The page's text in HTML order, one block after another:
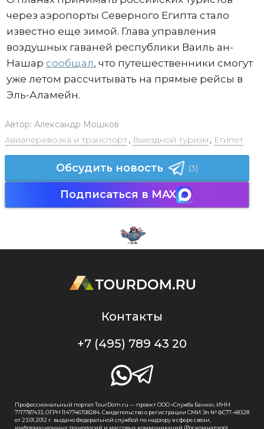
через аэропорты Северного Египта стало
известно еще зимой. Глава управления
воздушных гаваней республики Ваиль ан-
Нашар сообщал, что путешественники смогут
уже летом рассчитывать на прямые рейсы в
Эль-Аламейн.
Автор: Александр Мошков
Авиаперевозка и транспорт, Выездной туризм , Египет
Обсудить новость (3)
Подписаться в MAX
Контакты
+7 (495) 789 43 20
Профессиональный портал TourDom.ru — проект ООО «Служба Банко», ИНН
7717787433, ОГРН 1147746708284. Свидетельство о регистрации СМИ Эл № ФС77-48328
от 23.01.2012 г. выдано Федеральной службой по надзору в сфере связи,
информационных технологий и массовых коммуникаций (Роскомнадзор).